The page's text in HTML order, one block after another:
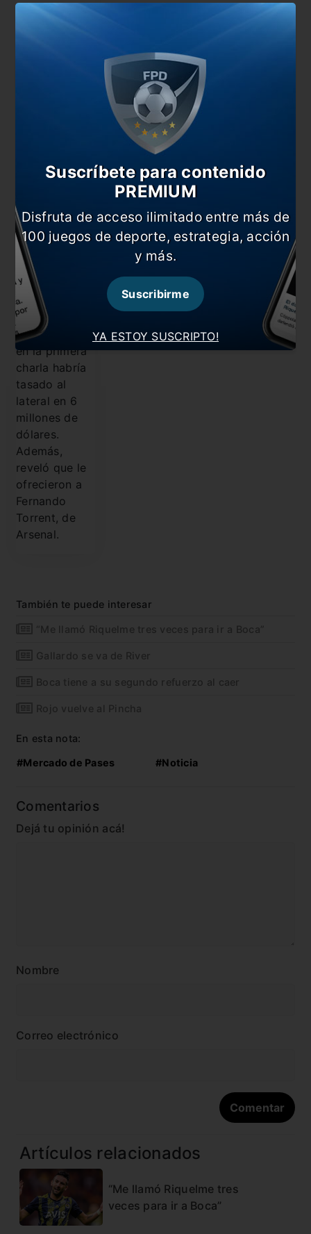
venga a
Marcelo
de San
Lorenzo, y
que ya tuvo
contactos con
Marcelo
Tinelli,
presidente del
Ciclón, quien
en la primera
charla habría
tasado al
lateral en 6
millones de
dólares.
Además,
reveló que le
ofrecieron a
Fernando
Torrent, de
Arsenal.
También te puede interesar
“Me llamó Riquelme tres veces para ir a Boca”
Gallardo se va de River
Boca tiene a su segundo refuerzo al caer
Rojo vuelve al Pincha
En esta nota:
#Mercado de Pases #Noticia
Comentarios
Dejá tu opinión acá!
Nombre
Correo electrónico
Artículos relacionados
“Me llamó Riquelme tres
veces para ir a Boca”
YA ESTOY SUSCRIPTO!
Suscríbete para contenido
PREMIUM
Disfruta de acceso ilimitado entre más de
100 juegos de deporte, estrategia, acción
y más.
Suscribirme